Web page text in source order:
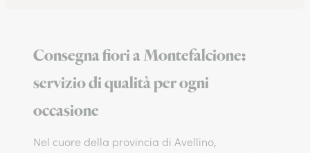
Consegna fiori a Montefalcione:
servizio di qualità per ogni
occasione
Nel cuore della provincia di Avellino,